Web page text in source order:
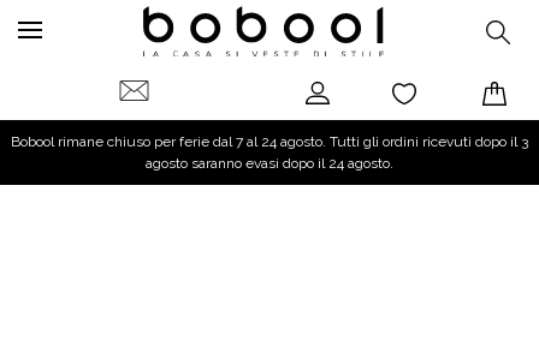
Bobool rimane chiuso per ferie dal 7 al 24 agosto. Tutti gli ordini ricevuti dopo il 3
agosto saranno evasi dopo il 24 agosto.